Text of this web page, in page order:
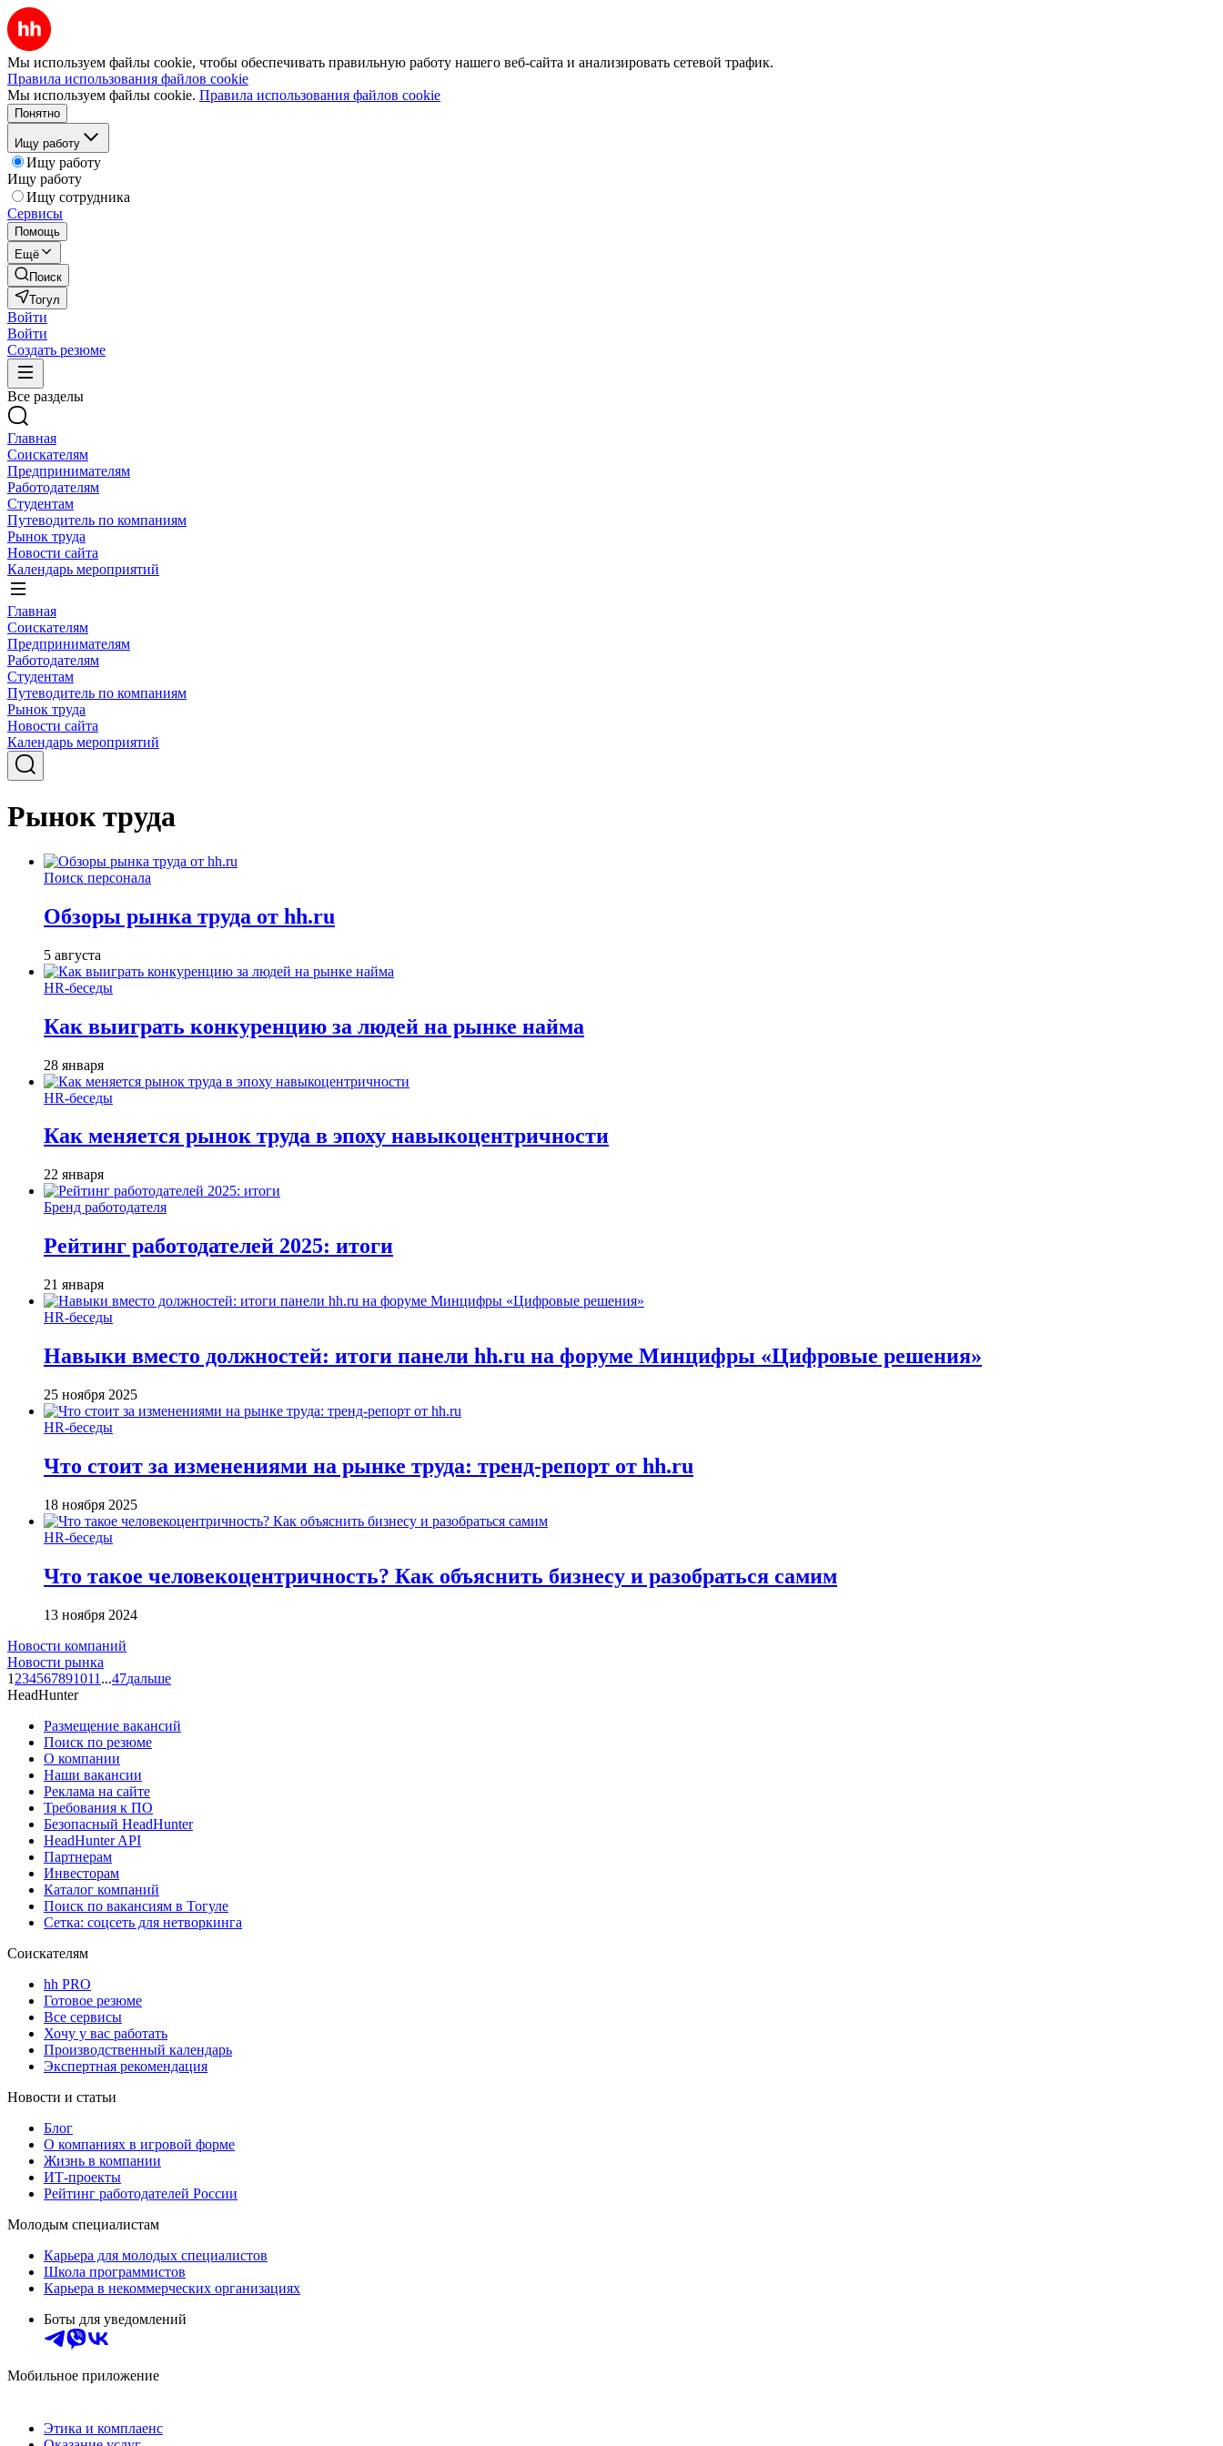
Мы используем файлы cookie, чтобы обеспечивать правильную работу нашего веб-сайта и анализировать сетевой трафик.
Правила использования файлов cookie
Мы используем файлы cookie. Правила использования файлов cookie
Понятно
Ищу работу
Ищу работу
Ищу работу
Ищу сотрудника
Сервисы
Помощь
Ещё
Поиск
Тогул
Войти
Войти
Создать резюме
Все разделы
Главная
Соискателям
Предпринимателям
Работодателям
Студентам
Путеводитель по компаниям
Рынок труда
Новости сайта
Календарь мероприятий
Главная
Соискателям
Предпринимателям
Работодателям
Студентам
Путеводитель по компаниям
Рынок труда
Новости сайта
Календарь мероприятий
Рынок труда
Поиск персонала
Обзоры рынка труда от hh.ru
5 августа
HR-беседы
Как выиграть конкуренцию за людей на рынке найма
28 января
HR-беседы
Как меняется рынок труда в эпоху навыкоцентричности
22 января
Бренд работодателя
Рейтинг работодателей 2025: итоги
21 января
HR-беседы
Навыки вместо должностей: итоги панели hh.ru на форуме Минцифры «Цифровые решения»
25 ноября 2025
HR-беседы
Что стоит за изменениями на рынке труда: тренд-репорт от hh.ru
18 ноября 2025
HR-беседы
Что такое человеко­центричность? Как объяснить бизнесу и разобраться самим
13 ноября 2024
Новости компаний
Новости рынка
1 234567891011 ...47дальше
HeadHunter
Размещение вакансий
Поиск по резюме
О компании
Наши вакансии
Реклама на сайте
Требования к ПО
Безопасный HeadHunter
HeadHunter API
Партнерам
Инвесторам
Каталог компаний
Поиск по вакансиям в Тогуле
Сетка: соцсеть для нетворкинга
Соискателям
hh PRO
Готовое резюме
Все сервисы
Хочу у вас работать
Производственный календарь
Экспертная рекомендация
Новости и статьи
Блог
О компаниях в игровой форме
Жизнь в компании
ИТ-проекты
Рейтинг работодателей России
Молодым специалистам
Карьера для молодых специалистов
Школа программистов
Карьера в некоммерческих организациях
Боты для уведомлений
Мобильное приложение
Этика и комплаенс